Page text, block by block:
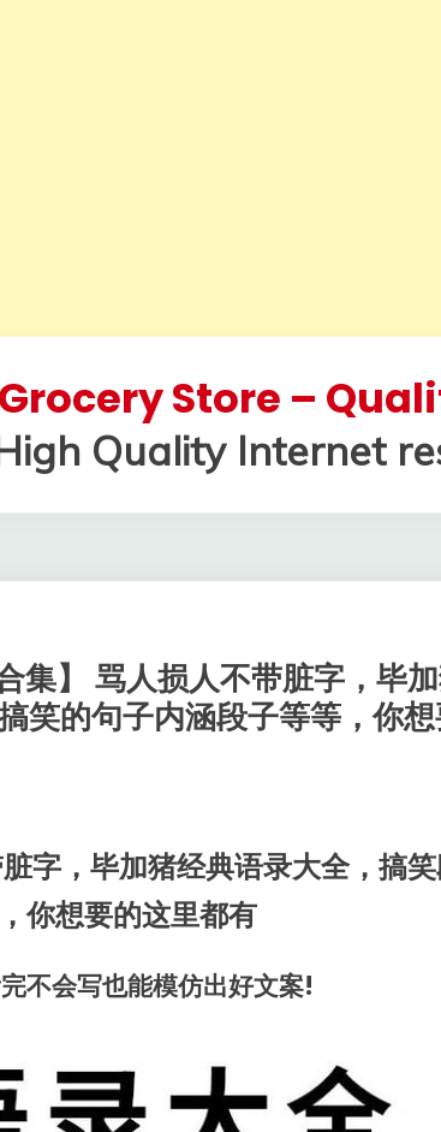
Store –
Quality Internet
集】 骂人损人不带脏字，毕
笑的句子内涵段子等等，你
字，毕加猪经典语录大全，搞
你想要的这里都有
不会写也能模仿出好文案!